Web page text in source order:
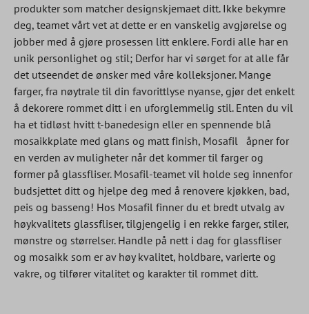
produkter som matcher designskjemaet ditt. Ikke bekymre
deg, teamet vårt vet at dette er en vanskelig avgjørelse og
jobber med å gjøre prosessen litt enklere. Fordi alle har en
unik personlighet og stil; Derfor har vi sørget for at alle får
det utseendet de ønsker med våre kolleksjoner. Mange
farger, fra nøytrale til din favorittlyse nyanse, gjør det enkelt
å dekorere rommet ditt i en uforglemmelig stil. Enten du vil
ha et tidløst hvitt t-banedesign eller en spennende blå
mosaikkplate med glans og matt finish, Mosafil åpner for
en verden av muligheter når det kommer til farger og
former på glassfliser. Mosafil-teamet vil holde seg innenfor
budsjettet ditt og hjelpe deg med å renovere kjøkken, bad,
peis og basseng! Hos Mosafil finner du et bredt utvalg av
høykvalitets glassfliser, tilgjengelig i en rekke farger, stiler,
mønstre og størrelser. Handle på nett i dag for glassfliser
og mosaikk som er av høy kvalitet, holdbare, varierte og
vakre, og tilfører vitalitet og karakter til rommet ditt.